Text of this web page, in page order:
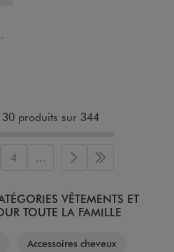
30 produits sur 344
4 ... Page suivante
Dernière page
VÊTEMENTS ET
TOUTE LA FAMILLE
Accessoires cheveux